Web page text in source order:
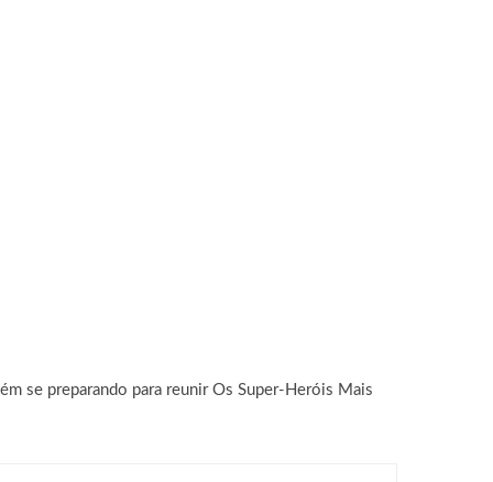
se preparando para reunir Os Super-Heróis Mais